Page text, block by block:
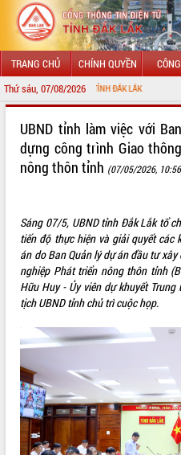
TRANG CHỦ CHÍNH QUYỀN
Thứ sáu, 07/08/2026
LÃNH ĐẠO UBND TỈNH
SỞ, BAN, NGÀNH
UBND CÁC XÃ, PHƯỜNG
THÔNG TIN CHỈ ĐẠO ĐIỀU HÀNH
VĂN BẢN HĐND TỈNH
ĐIỂM TIN VĂN BẢN
QUY HOẠCH - KẾ HOẠCH
UBND tỉnh làm việc với
dựng công trình Giao
nông thôn tỉnh (07/05/2026,
Sáng 07/5, UBND tỉnh Đắk Lắk tổ
tiến độ thực hiện và giải quyết các
án do Ban Quản lý dự án đầu tư
nghiệp Phát triển nông thôn tỉnh
Hữu Huy - Ủy viên dự khuyết
tịch UBND tỉnh chủ trì cuộc họp.